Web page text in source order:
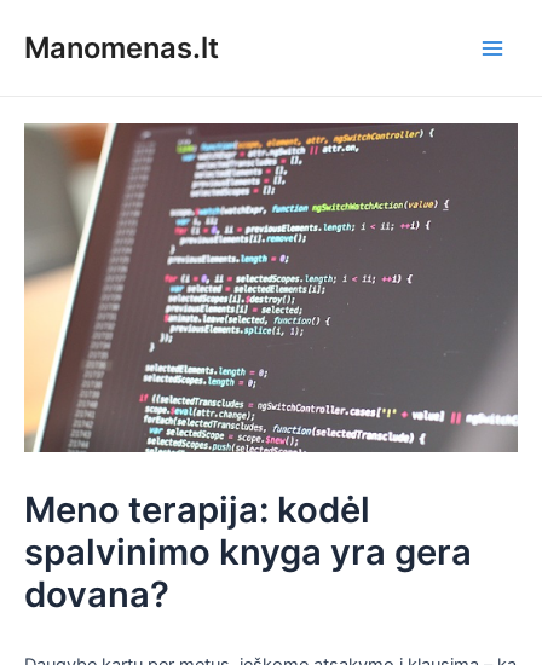
prieManomenas.lt
Meno terapija: kodėl
spalvinimo knyga yra gera
dovana?